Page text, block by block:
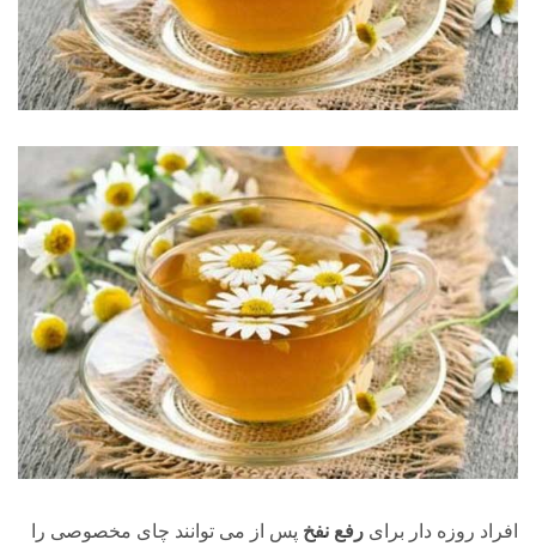
افراد روزه دار برای رفع نفخ پس از می توانند چای مخصوصی را